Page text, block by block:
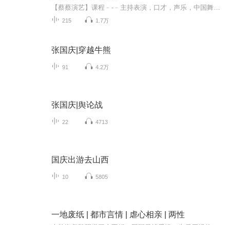
215 1.7万
张国庆|穿越牛熊
91 4.2万
张国庆|舆论战
22 4713
国庆出游去山西
10 5805
一地废纸 | 都市言情 | 虐心相亲 | 两性